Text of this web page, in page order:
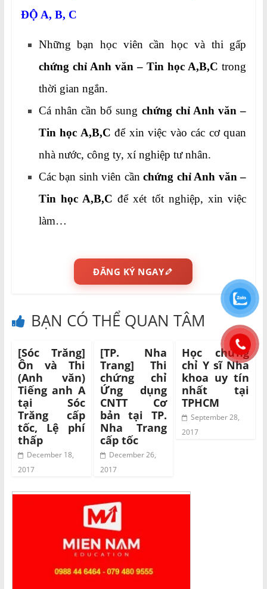
ĐỘ A, B, C
Những bạn học viên cần học và thi gấp
chứng chỉ Anh văn – Tin học A,B,C trong
thời gian ngắn.
Cá nhân cần bổ sung chứng chỉ Anh văn –
Tin học A,B,C để xin việc vào các cơ quan
nhà nước, công ty, xí nghiệp tư nhân.
Các bạn sinh viên cầnchứng chỉ Anh văn –
Tin học A,B,C để xét tốt nghiệp, xin việc
làm…
ĐĂNG KÝ NGAY
BẠN CÓ THỂ QUAN TÂM
[Sóc Trăng]
Ôn và Thi
(Anh văn)
Tiếng anh A
tại Sóc
Trăng cấp
tốc, Lệ phí
thấp
December 18,
2017
[TP. Nha
Trang] Thi
chứng chỉ
Ứng dụng
CNTT Cơ
bản tại TP.
Nha Trang
cấp tốc
December 26,
2017
Học chứng
chỉ Y sĩ Nha
khoa uy tín
nhất tại
TPHCM
September 28,
2017